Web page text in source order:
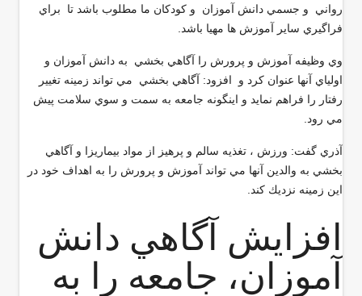
رواني و جسمي دانش آموزان و كودكان ما مطلوب باشد تا براي
فراگيري ساير آموزش ها مهيا باشد.
وي وظيفه آموزش و پرورش را آگاهي بخشي به دانش آموزان و
اولياي آنها عنوان كرد و افزود: آگاهي بخشي مي تواند زمينه تغيير
رفتار را فراهم نمايد و اينگونه جامعه به سمت و سوي سلامت پيش
مي رود.
آذري گفت: ورزش ، تغذيه سالم و پرهيز از مواد بيماريزا و آگاهي
بخشي به والدين آنها مي تواند آموزش و پرورش را به اهداف خود در
اين زمينه نزديك كند.
افزايش آگاهي دانش
آموزان، جامعه را به